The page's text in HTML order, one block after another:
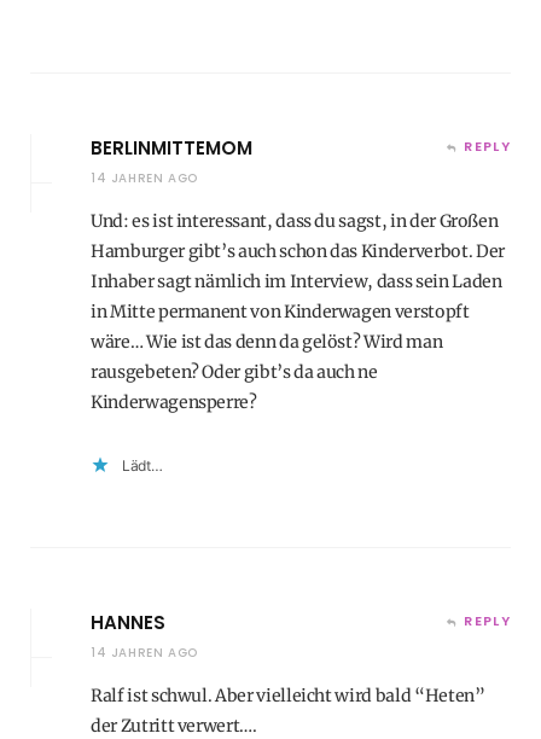
BERLINMITTEMOM
14 JAHREN AGO
REPLY
Und: es ist interessant, dass du sagst, in der Großen
Hamburger gibt’s auch schon das Kinderverbot. Der
Inhaber sagt nämlich im Interview, dass sein Laden
in Mitte permanent von Kinderwagen verstopft
wäre… Wie ist das denn da gelöst? Wird man
rausgebeten? Oder gibt’s da auch ne
Kinderwagensperre?
Lädt…
HANNES
14 JAHREN AGO
REPLY
Ralf ist schwul. Aber vielleicht wird bald “Heten”
der Zutritt verwert….